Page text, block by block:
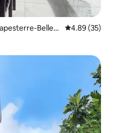
Belle-E
平均评分
4.89 (35)